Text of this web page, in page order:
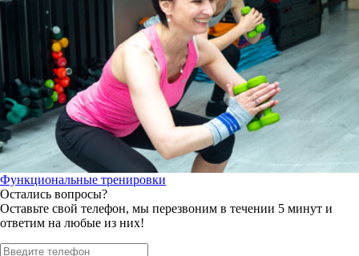
Функциональные тренировки
Остались вопросы?
Оставьте свой телефон, мы перезвоним в течении 5 минут и
ответим на любые из них!